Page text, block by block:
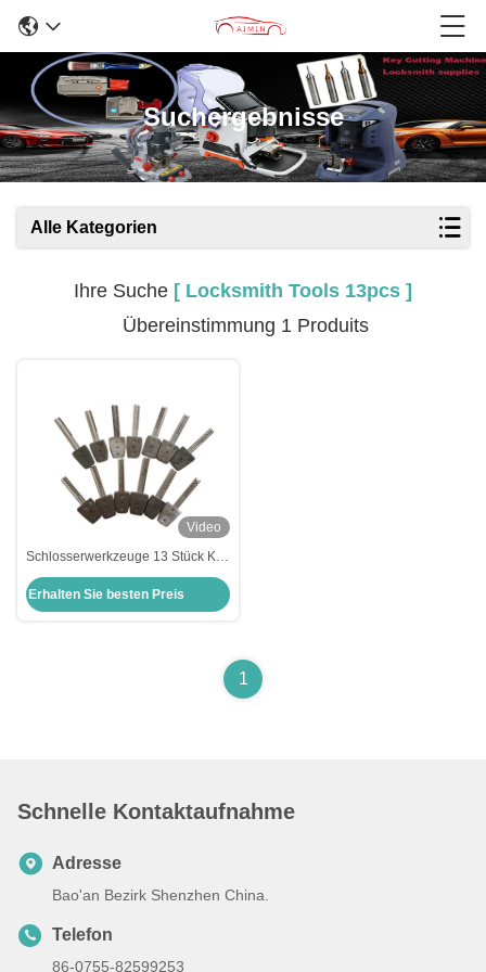
Suchergebnisse
Alle Kategorien
Ihre Suche [ Locksmith Tools 13pcs ]
Übereinstimmung 1 Produits
Video
Schlosserwerkzeuge 13 Stück Kits
Bump Schlüssel Shims Flugzeug
Kaba Lock Pick Werkzeuge
Schlosserlieferungen
Erhalten Sie besten Preis
1
Schnelle Kontaktaufnahme
Adresse
Bao'an Bezirk Shenzhen China.
Telefon
86-0755-82599253